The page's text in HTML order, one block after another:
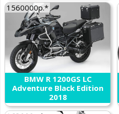
1560000р.*
BMW R 1200GS LC
Adventure Black Edition
2018